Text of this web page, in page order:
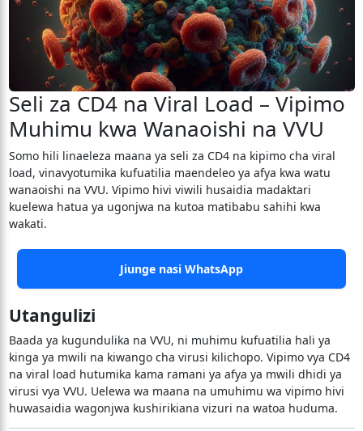
Seli za CD4 na Viral Load – Vipimo
Muhimu kwa Wanaoishi na VVU
Somo hili linaeleza maana ya seli za CD4 na kipimo cha viral
load, vinavyotumika kufuatilia maendeleo ya afya kwa watu
wanaoishi na VVU. Vipimo hivi viwili husaidia madaktari
kuelewa hatua ya ugonjwa na kutoa matibabu sahihi kwa
wakati.
Jiunge nasi WhatsApp
Utangulizi
Baada ya kugundulika na VVU, ni muhimu kufuatilia hali ya
kinga ya mwili na kiwango cha virusi kilichopo. Vipimo vya CD4
na viral load hutumika kama ramani ya afya ya mwili dhidi ya
virusi vya VVU. Uelewa wa maana na umuhimu wa vipimo hivi
huwasaidia wagonjwa kushirikiana vizuri na watoa huduma.